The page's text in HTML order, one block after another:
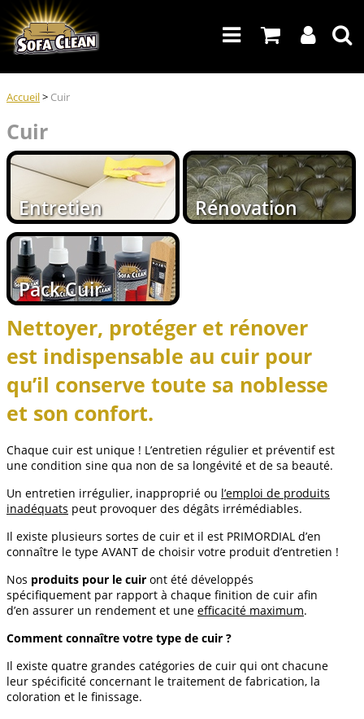
Accueil> Cuir
Cuir
Entretien Rénovation
Pack Cuir
Nettoyer, protéger et rénover
est indispensable au cuir pour
qu’il conserve toute sa noblesse
et son confort.
Chaque cuir est unique ! L’entretien régulier et préventif est
une condition sine qua non de sa longévité et de sa beauté.
Un entretien irrégulier, inapproprié ou l’emploi de produits
inadéquats peut provoquer des dégâts irrémédiables.
Il existe plusieurs sortes de cuir et il est PRIMORDIAL d’en
connaître le type AVANT de choisir votre produit d’entretien !
Nos produits pour le cuir ont été développés
spécifiquement par rapport à chaque finition de cuir afin
d’en assurer un rendement et une efficacité maximum.
Comment connaître votre type de cuir ?
Il existe quatre grandes catégories de cuir qui ont chacune
leur spécificité concernant le traitement de fabrication, la
coloration et le finissage.